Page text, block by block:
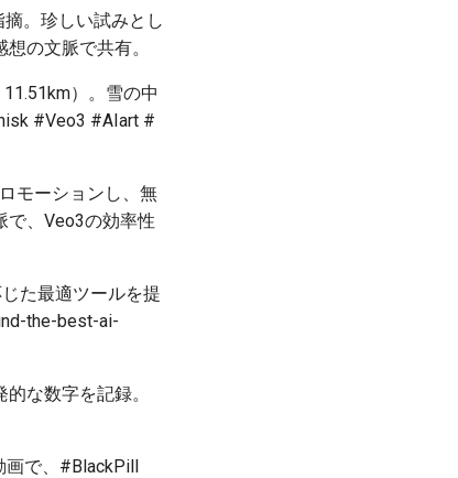
。珍しい試みとし
の文脈で共有。
）。雪の中
#Veo3 #AIart #
モーションし、無
で、Veo3の効率性
た最適ツールを提
the-best-ai-
な数字を記録。
画で、#BlackPill